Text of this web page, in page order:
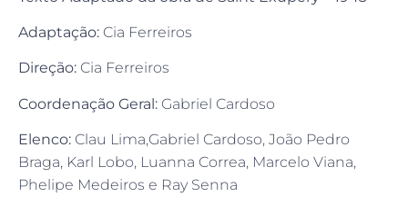
Adaptação: Cia Ferreiros
Direção: Cia Ferreiros
Coordenação Geral: Gabriel Cardoso
Elenco: Clau Lima,Gabriel Cardoso, João Pedro
Braga, Karl Lobo, Luanna Correa, Marcelo Viana,
Phelipe Medeiros e Ray Senna